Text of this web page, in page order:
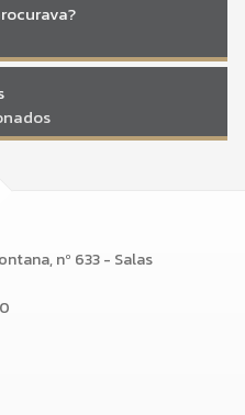
nº 633 - Salas